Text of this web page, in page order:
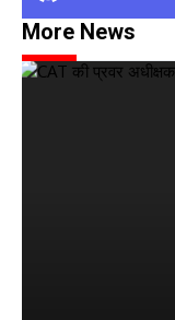
More News